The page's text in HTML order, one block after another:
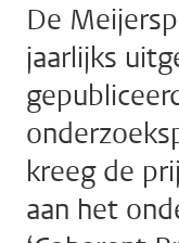
De
jaarlijks
kreeg de
aan het